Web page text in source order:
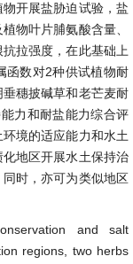
开展盐胁迫试验，盐
物叶片脯氨酸含量、
拉强度，在此基础上
函数对2种供试植物耐
穗披碱草和老芒麦耐
力和耐盐能力综合评
境的适应能力和水土
地区开展水土保持治
时，亦可为类似地区
and salt
regions, two herbs